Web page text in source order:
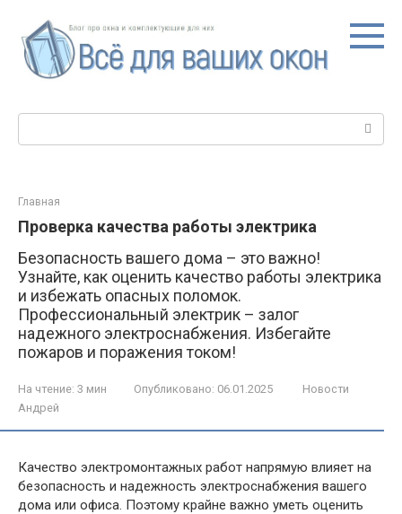
контенту
Главная
Проверка качества работы электрика
Безопасность вашего дома – это важно!
Узнайте, как оценить качество работы электрика
и избежать опасных поломок.
Профессиональный электрик – залог
надежного электроснабжения. Избегайте
пожаров и поражения током!
На чтение: 3 мин Опубликовано: 06.01.2025
Новости
Андрей
Качество электромонтажных работ напрямую влияет на
безопасность и надежность электроснабжения вашего
дома или офиса. Поэтому крайне важно уметь оценить